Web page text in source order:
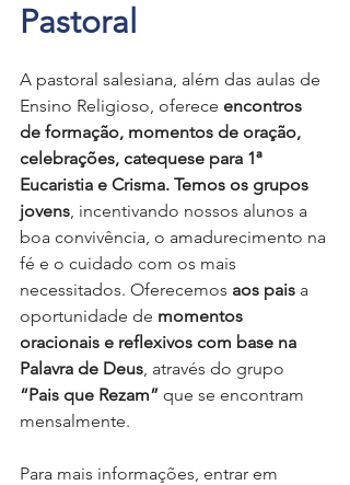
Pastoral
A pastoral salesiana, além das aulas de
Ensino Religioso, oferece encontros
de formação, momentos de oração,
celebrações, catequese para 1ª
Eucaristia e Crisma. Temos os grupos
jovens, incentivando nossos alunos a
boa convivência, o amadurecimento na
fé e o cuidado com os mais
necessitados. Oferecemos aos pais a
oportunidade de momentos
oracionais e reflexivos com base na
Palavra de Deus, através do grupo
“Pais que Rezam” que se encontram
mensalmente.
Para mais informações, entrar em